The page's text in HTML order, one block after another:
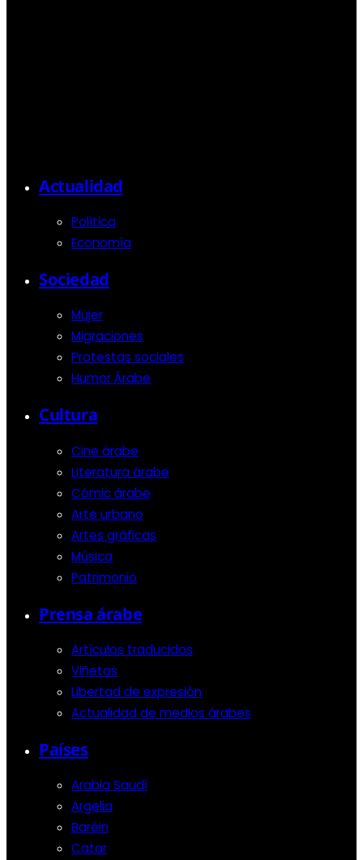
Actualidad
Política
Economía
Sociedad
Mujer
Migraciones
Protestas sociales
Humor Árabe
Cultura
Cine árabe
Literatura árabe
Cómic árabe
Arte urbano
Artes gráficas
Música
Patrimonio
Prensa árabe
Artículos traducidos
Viñetas
Libertad de expresión
Actualidad de medios árabes
Países
Arabia Saudí
Argelia
Baréin
Catar